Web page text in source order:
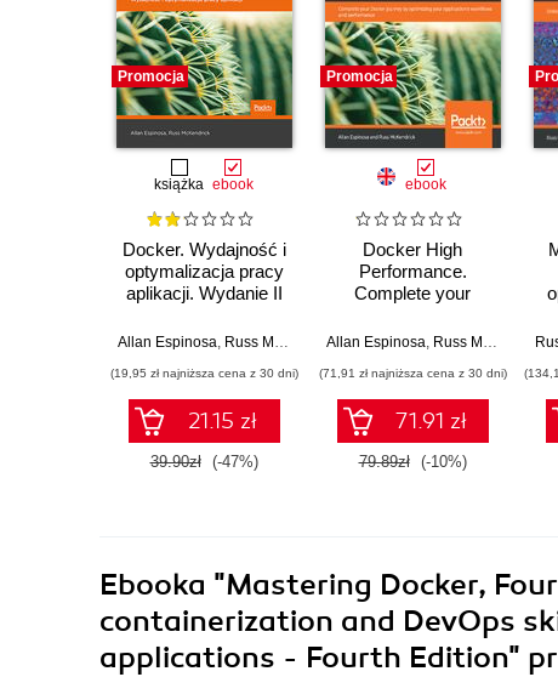
Promocja
książka ebook
Docker. Wydajność i
optymalizacja pracy
aplikacji. Wydanie II
Allan Espinosa Russ McKendrick
(19,95 zł najniższa cena z 30 dni)
21.15 zł
39.90zł (-47%)
Promocja
ebook
Docker High
Performance.
Complete your
optimizing your
ows and performance
- Second Edition
Allan Espinosa Russ McKendrick
(71,91 zł najniższa cena z 30 dni)
71.91 zł
79.89zł (-10%)
Ebooka "Mastering Docker,
containerization and DevOps
applications - Fourth Edition"